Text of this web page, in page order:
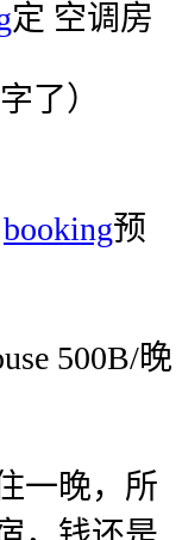
定 空调房
了）
booking预
500B/晚
一晚，所